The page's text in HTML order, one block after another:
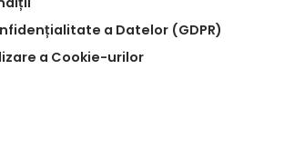
a Datelor (GDPR)
a Cookie-urilor